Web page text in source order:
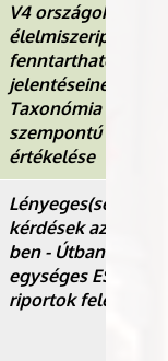
V4 országok
élelmiszeripari
fenntarthatósági
jelentéseinek EU
Taxonómia
szempontú „zöld”
értékelése
Lényeges(ségi)
kérdések az ESG-
ben - Útban az
egységes ESG
riportok felé